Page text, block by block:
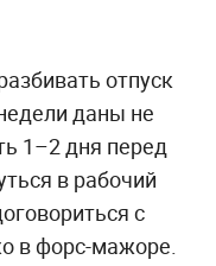
отпуск
даны не
1–2 дня перед
в рабочий
с
в форс-мажоре.